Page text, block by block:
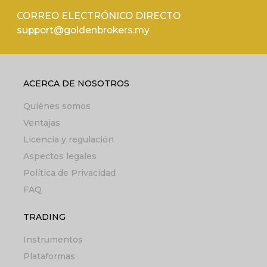
CORREO ELECTRÓNICO DIRECTO
support@goldenbrokers.my
ACERCA DE NOSOTROS
Quiénes somos
Ventajas
Licencia y regulación
Aspectos legales
Política de Privacidad
FAQ
TRADING
Instrumentos
Plataformas